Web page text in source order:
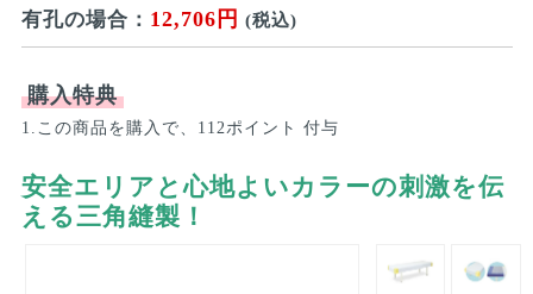
有孔の場合： 12,706円 (税込)
購入特典
1.この商品を購入で、112ポイント 付与
安全エリアと心地よいカラーの刺激を伝
える三角縫製！